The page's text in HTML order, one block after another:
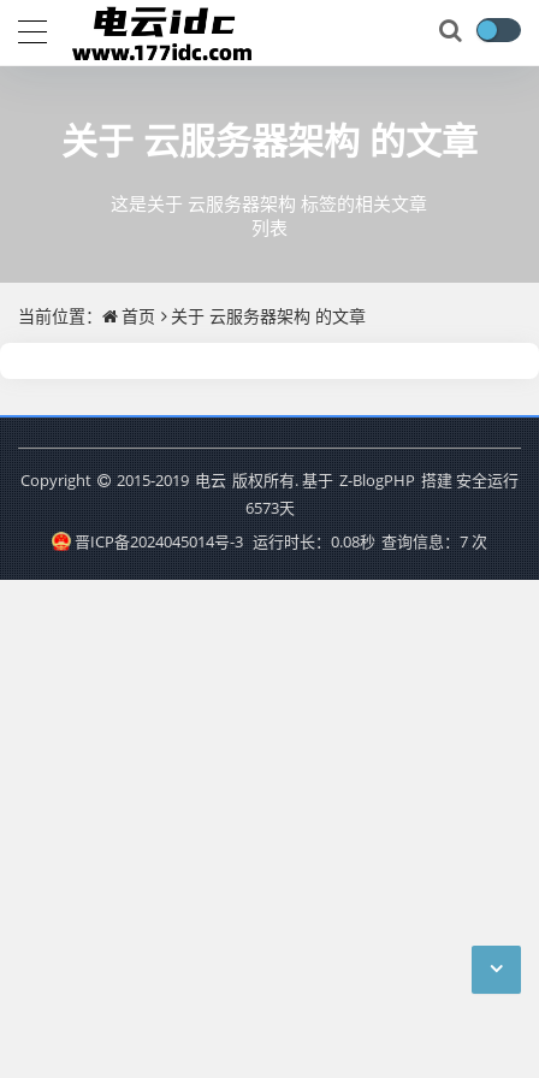
关于 云服务器架构 的文章
这是关于 云服务器架构 标签的相关文章
列表
当前位置： 首页 关于 云服务器架构 的文章
Copyright 2015-2019 电云 版权所有. 基于 Z-BlogPHP 搭建 安全运行
6573天
晋ICP备2024045014号-3 运行时长：0.08秒 查询信息：7 次